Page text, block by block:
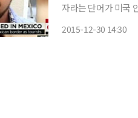
자라는 단어가 미국
2015-12-30 14:30